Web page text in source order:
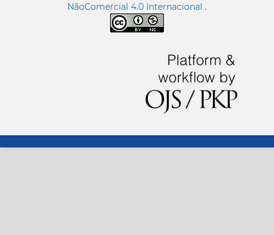
NãoComercial 4.0 Internacional .